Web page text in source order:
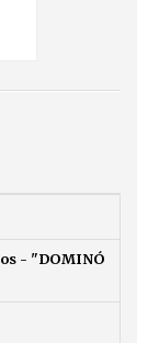
- "DOMINÓ